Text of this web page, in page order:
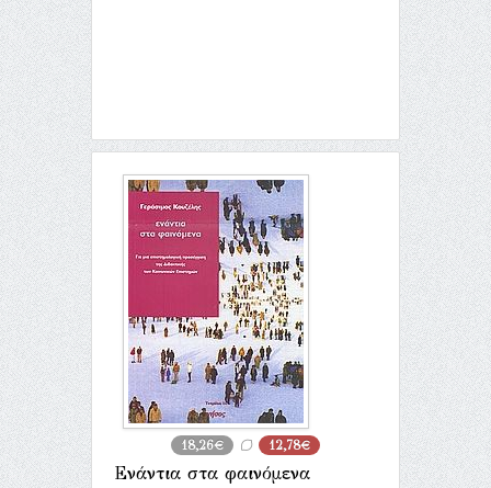
18,26€ 12,78€
Ενάντια στα φαινόμενα